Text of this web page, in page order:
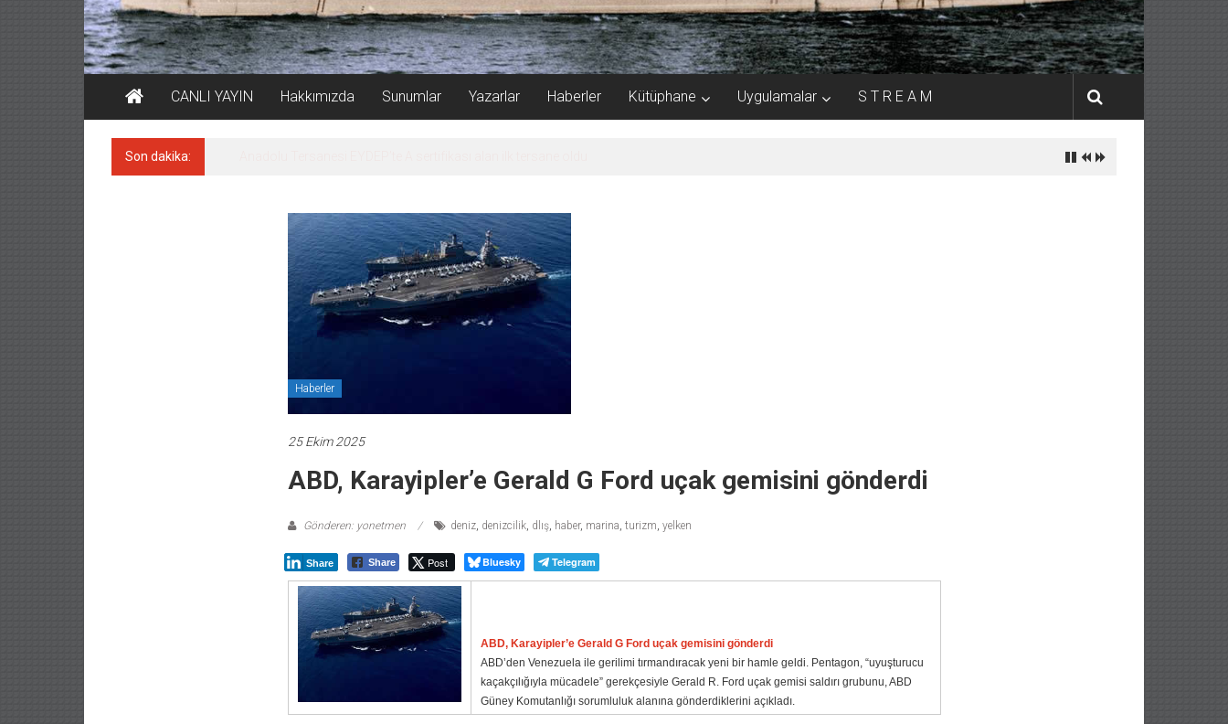
CANLI YAYIN Hakkımızda Sunumlar Yazarlar Haberler Kütüphane Uygulamalar S T R E A M
Son dakika:
Haberler
25 Ekim 2025
ABD, Karayipler’e Gerald G Ford uçak gemisini gönderdi
Gönderen: yonetmen deniz, denizcilik, dlış, haber, marina, turizm, yelken
Share Share Post Bluesky Telegram
ABD, Karayipler’e Gerald G Ford uçak gemisini gönderdi
ABD’den Venezuela ile gerilimi tırmandıracak yeni bir hamle geldi. Pentagon, “uyuşturucu
kaçakçılığıyla mücadele” gerekçesiyle Gerald R. Ford uçak gemisi saldırı grubunu, ABD
Güney Komutanlığı sorumluluk alanına gönderdiklerini açıkladı.